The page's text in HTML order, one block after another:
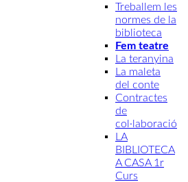
Treballem les
normes de la
biblioteca
Fem teatre
La teranyina
La maleta
del conte
Contractes
de
col·laboració
LA
BIBLIOTECA
A CASA 1r
Curs